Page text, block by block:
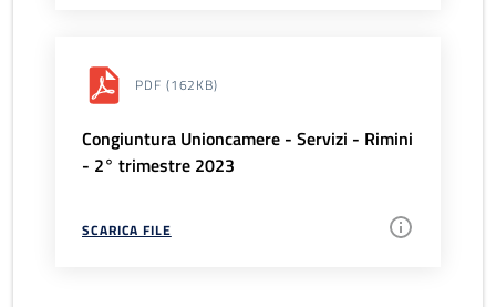
PDF (162KB)
Congiuntura Unioncamere - Servizi - Rimini
- 2° trimestre 2023
SCARICA FILE